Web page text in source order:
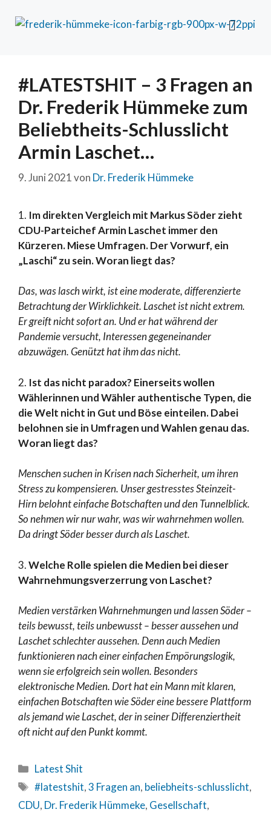
#LATESTSHIT – 3 Fragen an
Dr. Frederik Hümmeke zum
Beliebtheits-Schlusslicht
Armin Laschet…
9. Juni 2021von Dr. Frederik Hümmeke
1. Im direkten Vergleich mit Markus Söder zieht
CDU-Parteichef Armin Laschet immer den
Kürzeren. Miese Umfragen. Der Vorwurf, ein
„Laschi“ zu sein. Woran liegt das?
Das, was lasch wirkt, ist eine moderate, differenzierte
Betrachtung der Wirklichkeit. Laschet ist nicht extrem.
Er greift nicht sofort an. Und er hat während der
Pandemie versucht, Interessen gegeneinander
abzuwägen. Genützt hat ihm das nicht.
2. Ist das nicht paradox? Einerseits wollen
Wählerinnen und Wähler authentische Typen, die
die Welt nicht in Gut und Böse einteilen. Dabei
belohnen sie in Umfragen und Wahlen genau das.
Woran liegt das?
Menschen suchen in Krisen nach Sicherheit, um ihren
Stress zu kompensieren. Unser gestresstes Steinzeit-
Hirn belohnt einfache Botschaften und den Tunnelblick.
So nehmen wir nur wahr, was wir wahrnehmen wollen.
Da dringt Söder besser durch als Laschet.
3.Welche Rolle spielen die Medien bei dieser
Wahrnehmungsverzerrung von Laschet?
Medien verstärken Wahrnehmungen und lassen Söder –
teils bewusst, teils unbewusst – besser aussehen und
Laschet schlechter aussehen. Denn auch Medien
funktionieren nach einer einfachen Empörungslogik,
wenn sie erfolgreich sein wollen. Besonders
elektronische Medien. Dort hat ein Mann mit klaren,
einfachen Botschaften wie Söder eine bessere Plattform
als jemand wie Laschet, der in seiner Differenziertheit
oft nicht auf den Punkt kommt.
Latest Shit
#latestshit,3 Fragen an, beliebheits-schlusslicht,
CDU, Dr. Frederik Hümmeke, Gesellschaft,